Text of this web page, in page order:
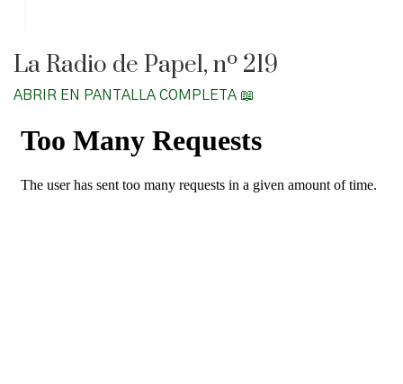
La Radio de Papel, nº 219
ABRIR EN PANTALLA COMPLETA 📖